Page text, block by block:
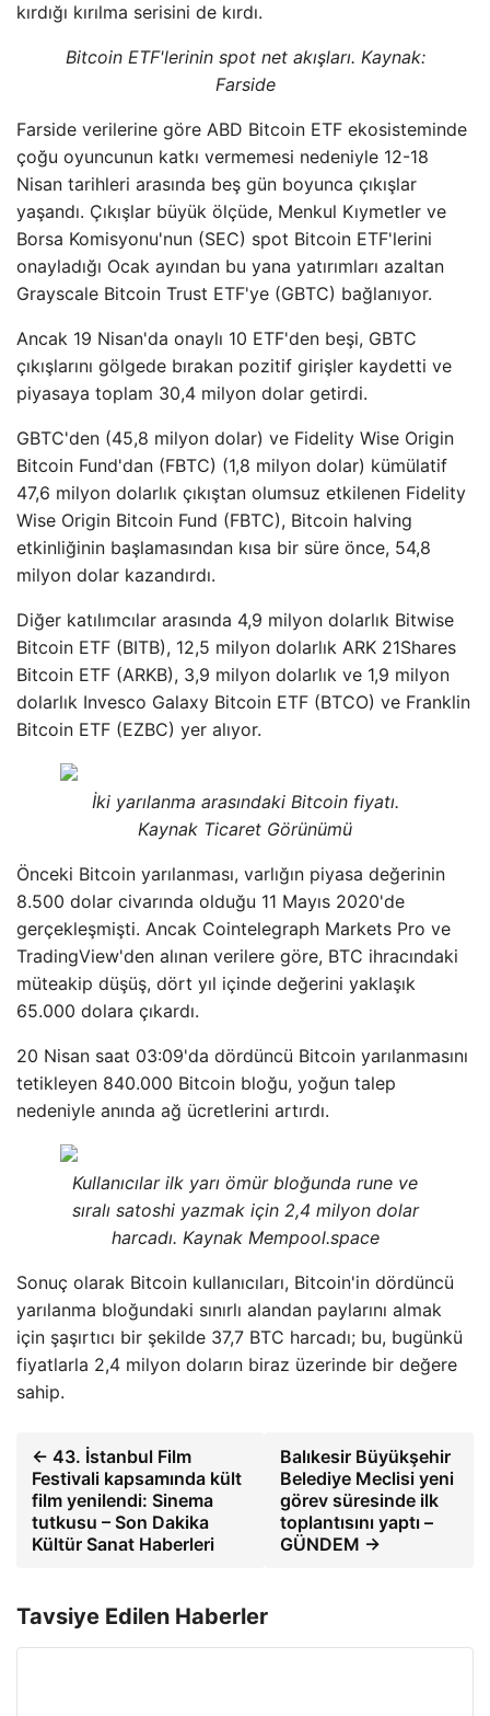
kırdığı kırılma serisini de kırdı.
Bitcoin ETF'lerinin spot net akışları. Kaynak:
Farside
Farside verilerine göre ABD Bitcoin ETF ekosisteminde
çoğu oyuncunun katkı vermemesi nedeniyle 12-18
Nisan tarihleri ​​arasında beş gün boyunca çıkışlar
yaşandı. Çıkışlar büyük ölçüde, Menkul Kıymetler ve
Borsa Komisyonu'nun (SEC) spot Bitcoin ETF'lerini
onayladığı Ocak ayından bu yana yatırımları azaltan
Grayscale Bitcoin Trust ETF'ye (GBTC) bağlanıyor.
Ancak 19 Nisan'da onaylı 10 ETF'den beşi, GBTC
çıkışlarını gölgede bırakan pozitif girişler kaydetti ve
piyasaya toplam 30,4 milyon dolar getirdi.
GBTC'den (45,8 milyon dolar) ve Fidelity Wise Origin
Bitcoin Fund'dan (FBTC) (1,8 milyon dolar) kümülatif
47,6 milyon dolarlık çıkıştan olumsuz etkilenen Fidelity
Wise Origin Bitcoin Fund (FBTC), Bitcoin halving
etkinliğinin başlamasından kısa bir süre önce, 54,8
milyon dolar kazandırdı.
Diğer katılımcılar arasında 4,9 milyon dolarlık Bitwise
Bitcoin ETF (BITB), 12,5 milyon dolarlık ARK 21Shares
Bitcoin ETF (ARKB), 3,9 milyon dolarlık ve 1,9 milyon
dolarlık Invesco Galaxy Bitcoin ETF (BTCO) ve Franklin
Bitcoin ETF (EZBC) yer alıyor.
İki yarılanma arasındaki Bitcoin fiyatı.
Kaynak Ticaret Görünümü
Önceki Bitcoin yarılanması, varlığın piyasa değerinin
8.500 dolar civarında olduğu 11 Mayıs 2020'de
gerçekleşmişti. Ancak Cointelegraph Markets Pro ve
TradingView'den alınan verilere göre, BTC ihracındaki
müteakip düşüş, dört yıl içinde değerini yaklaşık
65.000 dolara çıkardı.
20 Nisan saat 03:09'da dördüncü Bitcoin yarılanmasını
tetikleyen 840.000 Bitcoin bloğu, yoğun talep
nedeniyle anında ağ ücretlerini artırdı.
Kullanıcılar ilk yarı ömür bloğunda rune ve
sıralı satoshi yazmak için 2,4 milyon dolar
harcadı. Kaynak Mempool.space
Sonuç olarak Bitcoin kullanıcıları, Bitcoin'in dördüncü
yarılanma bloğundaki sınırlı alandan paylarını almak
için şaşırtıcı bir şekilde 37,7 BTC harcadı; bu, bugünkü
fiyatlarla 2,4 milyon doların biraz üzerinde bir değere
sahip.
← 43. İstanbul Film
Festivali kapsamında kült
film yenilendi: Sinema
tutkusu – Son Dakika
Kültür Sanat Haberleri
Balıkesir Büyükşehir
Belediye Meclisi yeni
görev süresinde ilk
toplantısını yaptı –
GÜNDEM →
Tavsiye Edilen Haberler